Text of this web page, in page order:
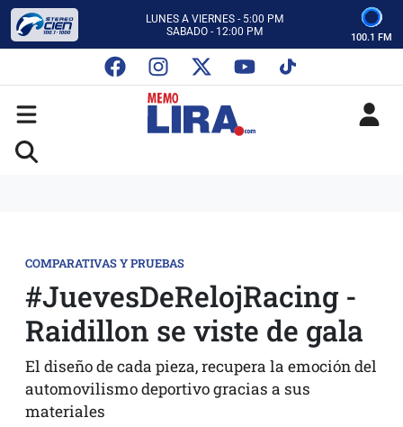
LUNES A VIERNES - 5:00 PM
SABADO - 12:00 PM
CON MEMO LIRA Y SU EQUIPO
LUNES A VIERNES - 5:00 PM
SABADO - 12:00 PM
100.1 FM
COMPARATIVAS Y PRUEBAS
#JuevesDeRelojRacing -
Raidillon se viste de gala
El diseño de cada pieza, recupera la emoción del
automovilismo deportivo gracias a sus
materiales